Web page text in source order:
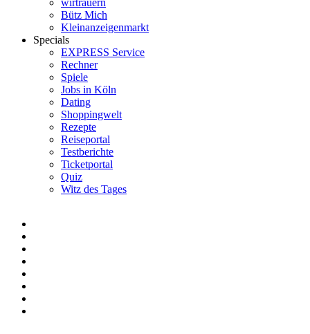
wirtrauern
Bütz Mich
Kleinanzeigenmarkt
Specials
EXPRESS Service
Rechner
Spiele
Jobs in Köln
Dating
Shoppingwelt
Rezepte
Reiseportal
Testberichte
Ticketportal
Quiz
Witz des Tages